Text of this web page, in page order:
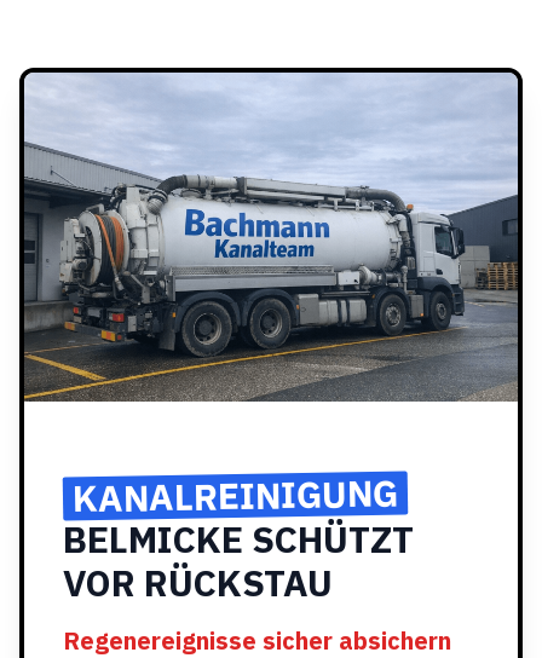
KANALREINIGUNG
BELMICKE SCHÜTZT
VOR RÜCKSTAU
Regenereignisse sicher absichern